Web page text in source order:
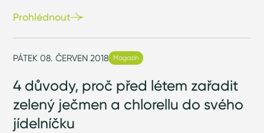
Prohlédnout
PÁTEK 08. ČERVEN 2018 Magazín
4 důvody, proč před létem zařadit
zelený ječmen a chlorellu do svého
jídelníčku